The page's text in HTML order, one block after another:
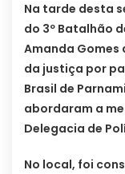
Na tarde desta
do 3º Batalhão
Amanda Gomes
da justiça por
Brasil de
abordaram a
Delegacia de
No local, foi